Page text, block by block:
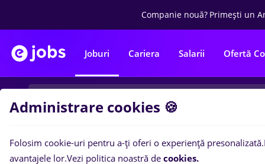
Companie nouă? Primești un
Joburi Cariera Salarii Ofertă
Filtre
Administrare cookies 🍪
Folosim cookie-uri pentru a-ți oferi o experiență presonalizată.
avantajele lor.Vezi politica noastră de cookies.